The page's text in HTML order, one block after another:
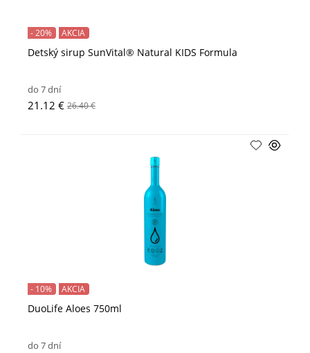
Detský sirup SunVital® Natural KIDS Formula
- 20% AKCIA
do 7 dní
21.12 € 26.40 €
DuoLife Aloes 750ml
- 10% AKCIA
do 7 dní